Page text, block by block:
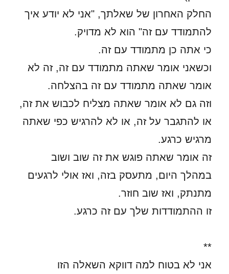
החלק האחרון של שאלתך, "אני לא יודע איך
להתמודד עם זה" הוא לא מדויק.
כי אתה כן מתמודד עם זה.
וכשאני אומר שאתה מתמודד עם זה, זה לא
אומר שאתה מתמודד עם זה בהצלחה.
וזה גם לא אומר שאתה מצליח לכבוש את זה,
או להתגבר על זה, או לא להרגיש כפי שאתה
מרגיש כרגע.
זה אומר שאתה פוגש את זה שוב ושוב
במהלך היום, מתעסק בזה, ואז אולי לרגעים
מתנתק, ואז שוב חוזר.
זו ההתמודדות שלך עם זה כרגע.
**
אני לא בטוח למה דווקא השאלה הזו